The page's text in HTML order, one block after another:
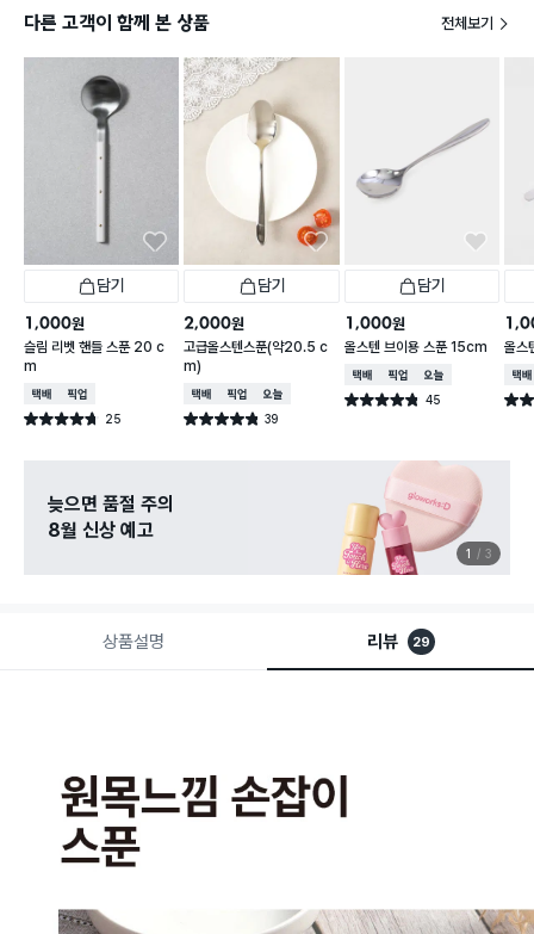
다른 고객이 함께 본 상품 전체보기
담기
1,000원
슬림 리벳 핸들 스푼 20 c
m
택배배송매장픽업
별점 4.7점 25
건 작성
담기
2,000원
고급올스텐스푼(약20.5 c
m)
택배배송매장픽업오늘배송
별점 4.8점 39
건 작성
담기
1,000원
올스텐 브이용 스푼 15cm
택배배송매장픽업오늘배송
별점 4.8점 45
건 작성
올스
택배
별점
늦으면 품절 주의
8월 신상 예고
1 3
상품설명 리뷰 29